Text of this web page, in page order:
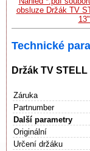
obsluze Držák TV
Technické
Držák TV
Záruka
Partnumber
Další parametry
Originální
Určení držáku